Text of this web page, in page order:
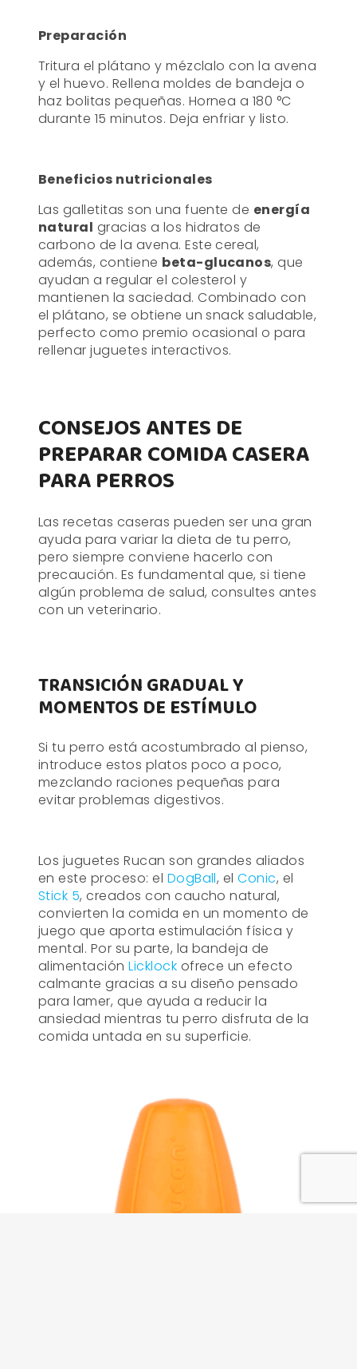
Preparación
Tritura el plátano y mézclalo con la avena
y el huevo. Rellena moldes de bandeja o
haz bolitas pequeñas. Hornea a 180 °C
durante 15 minutos. Deja enfriar y listo.
Beneficios nutricionales
Las galletitas son una fuente de energía
natural gracias a los hidratos de
carbono de la avena. Este cereal,
además, contiene beta-glucanos, que
ayudan a regular el colesterol y
mantienen la saciedad. Combinado con
el plátano, se obtiene un snack saludable,
perfecto como premio ocasional o para
rellenar juguetes interactivos.
CONSEJOS ANTES DE
PREPARAR COMIDA CASERA
PARA PERROS
Las recetas caseras pueden ser una gran
ayuda para variar la dieta de tu perro,
pero siempre conviene hacerlo con
precaución. Es fundamental que, si tiene
algún problema de salud, consultes antes
con un veterinario.
TRANSICIÓN GRADUAL Y
MOMENTOS DE ESTÍMULO
Si tu perro está acostumbrado al pienso,
introduce estos platos poco a poco,
mezclando raciones pequeñas para
evitar problemas digestivos.
Los juguetes Rucan son grandes aliados
en este proceso: el DogBall, elConic, el
Stick 5, creados con caucho natural,
convierten la comida en un momento de
juego que aporta estimulación física y
mental. Por su parte, la bandeja de
alimentaciónLicklock ofrece un efecto
calmante gracias a su diseño pensado
para lamer, que ayuda a reducir la
ansiedad mientras tu perro disfruta de la
comida untada en su superficie.